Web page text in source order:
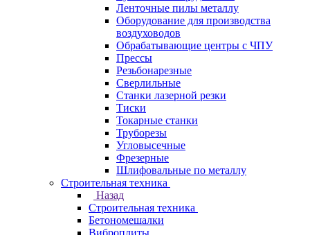
Ленточные пилы металлу
Оборудование для производства
воздуховодов
Обрабатывающие центры с ЧПУ
Прессы
Резьбонарезные
Сверлильные
Станки лазерной резки
Тиски
Токарные станки
Труборезы
Угловысечные
Фрезерные
Шлифовальные по металлу
Строительная техника
Назад
Строительная техника
Бетономешалки
Виброплиты